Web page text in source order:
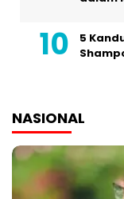
5
NASIONAL